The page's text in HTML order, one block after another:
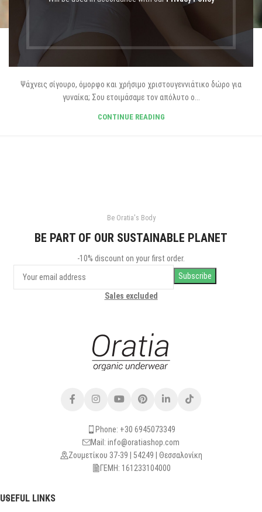
BLOG GR
Χριστουγεννιάτικα Δώρα για Γυναίκες
Ψάχνεις σίγουρο, όμορφο και χρήσιμο χριστουγεννιάτικο δώρο για
γυναίκα; Σου ετοιμάσαμε τον απόλυτο ο...
CONTINUE READING
Be Oratia's Body
BE PART OF OUR SUSTAINABLE PLANET
-10% discount on your first order.
Sales excluded
Phone: +30 6945073349
Mail: info@oratiashop.com
Ζουμετίκου 37-39 | 54249 | Θεσσαλονίκη
ΓΕΜΗ: 161233104000
USEFUL LINKS